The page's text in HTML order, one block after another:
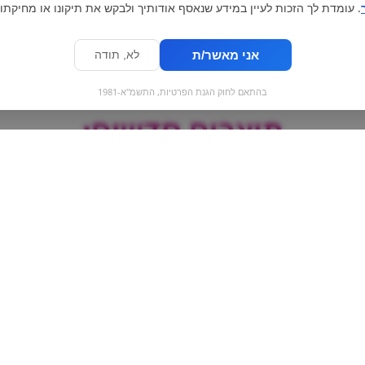
מוצרים חדשים:
. עומדת לך הזכות לעיין במידע שנאסף אודותיך ולבקש את תיקונו או
אני מאשר/ת לא, תודה
בהתאם לחוק הגנת הפרטיות, התשמ"א-1981